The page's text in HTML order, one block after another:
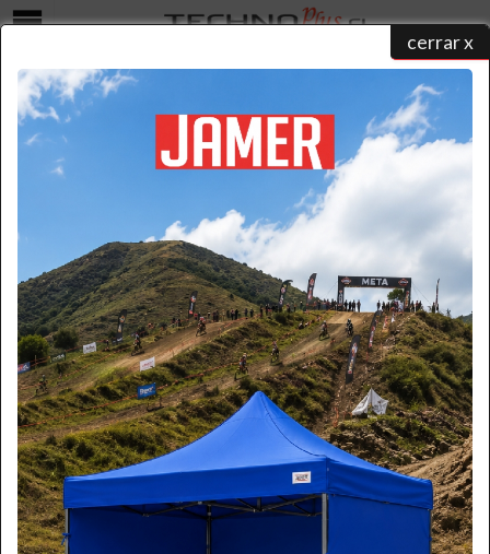
cerrar x
COTIZAR
home/catálogo de productos/ .../ cotizar
Seleccione una forma para realizar su contacto y un ejecutivo
atenderá su solicitud:
Formulario
Por favor ingrese la información necesaria.(* Requerido)
Nombre:
*
Apellido: *